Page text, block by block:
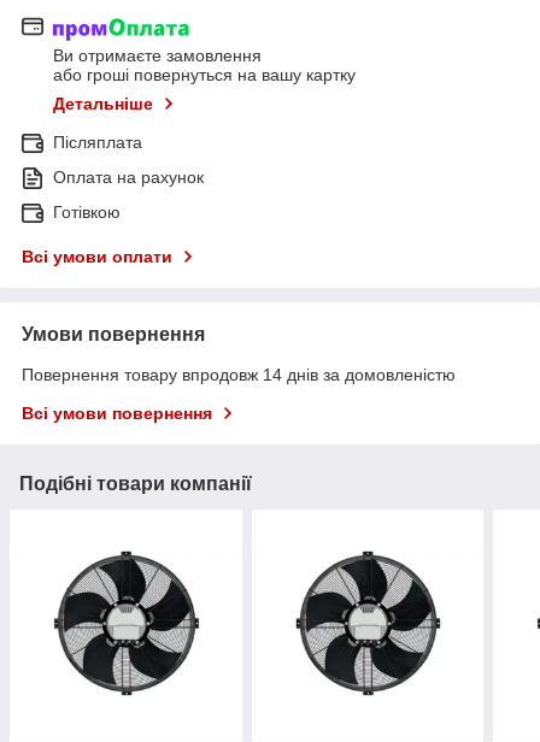
Ви отримаєте замовлення
або гроші повернуться на вашу картку
Детальніше
Післяплата
Оплата на рахунок
Готівкою
Всі умови оплати
Умови повернення
Повернення товару впродовж 14 днів за домовленістю
Всі умови повернення
Подібні товари компанії